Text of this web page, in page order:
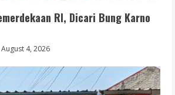
RI, Dicari Bung Karno
August 4, 2026